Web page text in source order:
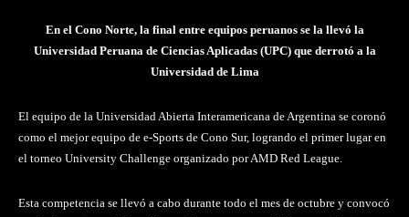
En el Cono Norte, la final entre equipos peruanos se la llevó la
Universidad Peruana de Ciencias Aplicadas (UPC) que derrotó a la
Universidad de Lima
El equipo de la Universidad Abierta Interamericana de Argentina se coronó
como el mejor equipo de e-Sports de Cono Sur, logrando el primer lugar en
el torneo University Challenge organizado por AMD Red League.
Esta competencia se llevó a cabo durante todo el mes de octubre y convocó